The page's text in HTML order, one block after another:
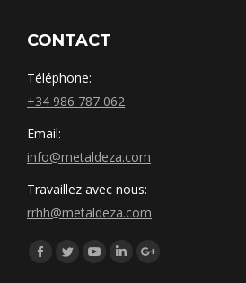
CONTACT
Téléphone:
+34 986 787 062
Email:
info@metaldeza.com
Travaillez avec nous:
rrhh@metaldeza.com
Síguenos en:
Facebook
TwitterYouTube